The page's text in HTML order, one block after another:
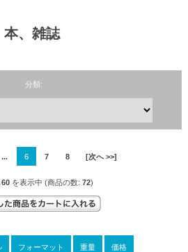
本、雑誌
分類:
... 6 7 8 [次へ >>]
60 を表示中 (商品の数: 72)
フォーマット 重量 価格